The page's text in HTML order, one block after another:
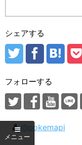
シェアする
フォローする
@pokemapi